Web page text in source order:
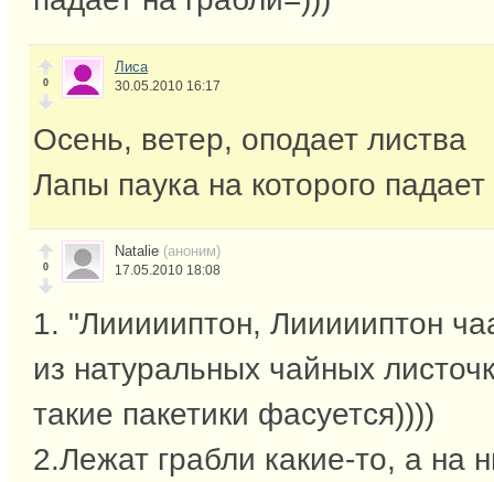
0
Лиса
30.05.2010 16:17
Осень, ветер, оподает листва
Лапы паука на которого
0
Natalie (аноним)
17.05.2010 18:08
1. "Лиииииптон, Лиииииптон
из натуральных чайных
такие пакетики фасуется))))
2.Лежат грабли какие-то, а на